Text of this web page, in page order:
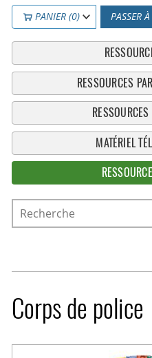
PANIER (0) PASSER
RESSOURCES
MATÉRIEL
Recherche
Corps de police